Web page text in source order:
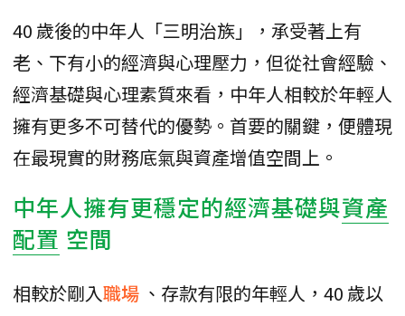
40 歲後的中年人「三明治族」，承受著上有
老、下有小的經濟與心理壓力，但從社會經驗、
經濟基礎與心理素質來看，中年人相較於年輕人
擁有更多不可替代的優勢。首要的關鍵，便體現
在最現實的財務底氣與資產增值空間上。
中年人擁有更穩定的經濟基礎與資產
配置 空間
相較於剛入職場 、存款有限的年輕人，40 歲以